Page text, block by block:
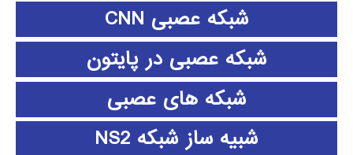
شبکه عصبی CNN
شبکه عصبی در پایتون
شبکه های عصبی
شبیه ساز شبکه NS2